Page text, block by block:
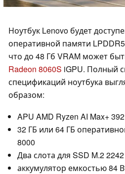
Ноутбук Lenovo будет
оперативной памяти
что до 48 Гб VRAM может
Radeon 8060S iGPU. Полный
спецификаций ноутбука
образом:
APU AMD Ryzen AI Max+ 392
32 ГБ или 64 ГБ
8000
Два слота для SSD M.2 2242
аккумулятор емкостью 84